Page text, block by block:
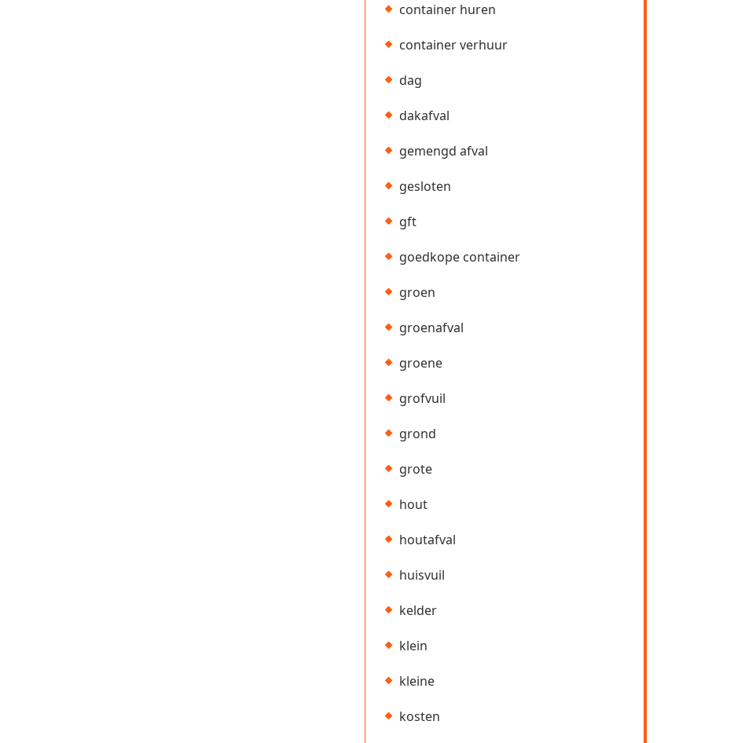
container huren
container verhuur
dag
dakafval
gemengd afval
gesloten
gft
goedkope container
groen
groenafval
groene
grofvuil
grond
grote
hout
houtafval
huisvuil
kelder
klein
kleine
kosten